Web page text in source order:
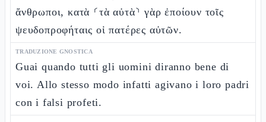
ἄνθρωποι, κατὰ ⸂τὰ αὐτὰ⸃ γὰρ ἐποίουν τοῖς
ψευδοπροφήταις οἱ πατέρες αὐτῶν.
TRADUZIONE GNOSTICA
Guai quando tutti gli uomini diranno bene di
voi. Allo stesso modo infatti agivano i loro padri
con i falsi profeti.